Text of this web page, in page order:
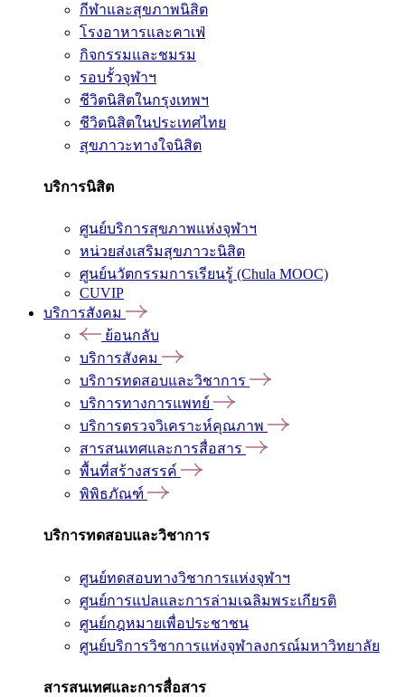
กีฬาและสุขภาพนิสิต
โรงอาหารและคาเฟ่
กิจกรรมและชมรม
รอบรั้วจุฬาฯ
ชีวิตนิสิตในกรุงเทพฯ
ชีวิตนิสิตในประเทศไทย
สุขภาวะทางใจนิสิต
บริการนิสิต
ศูนย์บริการสุขภาพแห่งจุฬาฯ
หน่วยส่งเสริมสุขภาวะนิสิต
ศูนย์นวัตกรรมการเรียนรู้ (Chula MOOC)
CUVIP
บริการสังคม
ย้อนกลับ
บริการสังคม
บริการทดสอบและวิชาการ
บริการทางการแพทย์
บริการตรวจวิเคราะห์คุณภาพ
สารสนเทศและการสื่อสาร
พื้นที่สร้างสรรค์
พิพิธภัณฑ์
บริการทดสอบและวิชาการ
ศูนย์ทดสอบทางวิชาการแห่งจุฬาฯ
ศูนย์การแปลและการล่ามเฉลิมพระเกียรติ
ศูนย์กฎหมายเพื่อประชาชน
ศูนย์บริการวิชาการแห่งจุฬาลงกรณ์มหาวิทยาลัย
สารสนเทศและการสื่อสาร